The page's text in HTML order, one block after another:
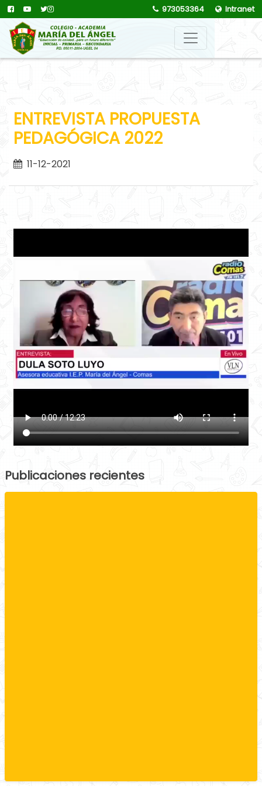
973053364 Intranet
ENTREVISTA PROPUESTA
PEDAGÓGICA 2022
11-12-2021
Publicaciones recientes